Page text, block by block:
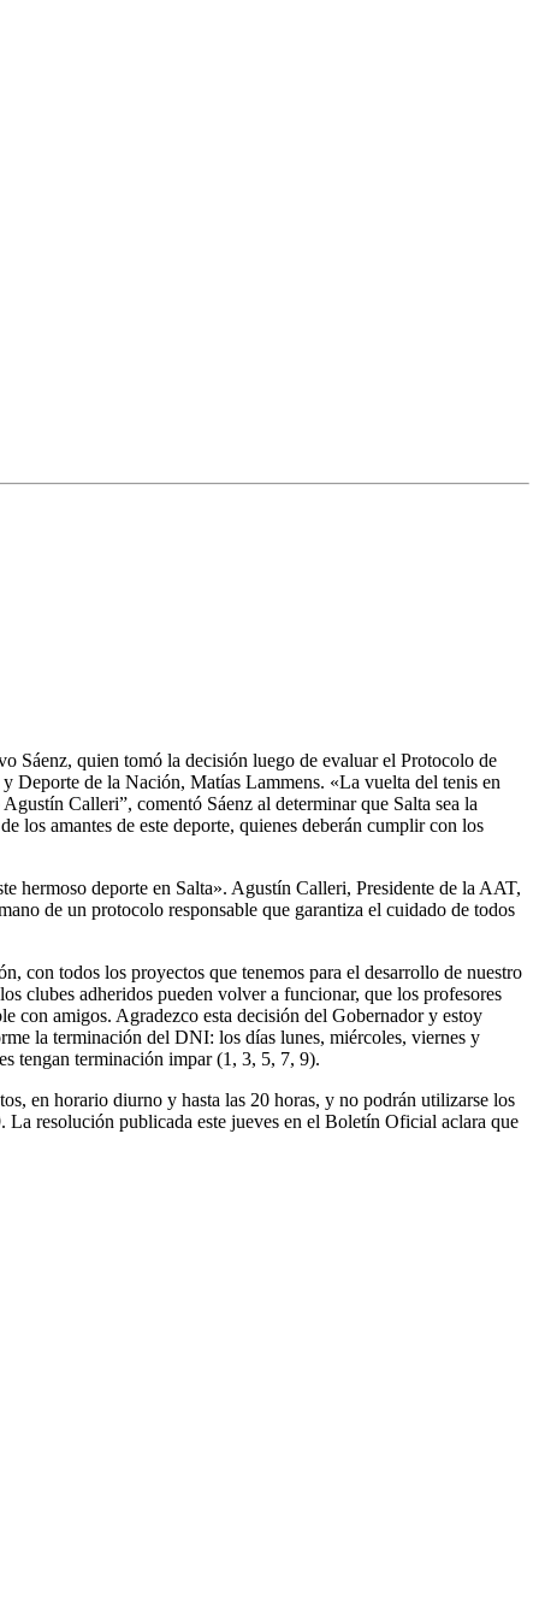
Sáenz, quien tomó la decisión luego de evaluar el Protocolo de
Deporte de la Nación, Matías Lammens. «La vuelta del tenis en
Calleri”, comentó Sáenz al determinar que Salta sea la
los amantes de este deporte, quienes deberán cumplir con los
hermoso deporte en Salta». Agustín Calleri, Presidente de la AAT,
de un protocolo responsable que garantiza el cuidado de todos
con todos los proyectos que tenemos para el desarrollo de nuestro
clubes adheridos pueden volver a funcionar, que los profesores
con amigos. Agradezco esta decisión del Gobernador y estoy
la terminación del DNI: los días lunes, miércoles, viernes y
tengan terminación impar (1, 3, 5, 7, 9).
en horario diurno y hasta las 20 horas, y no podrán utilizarse los
La resolución publicada este jueves en el Boletín Oficial aclara que